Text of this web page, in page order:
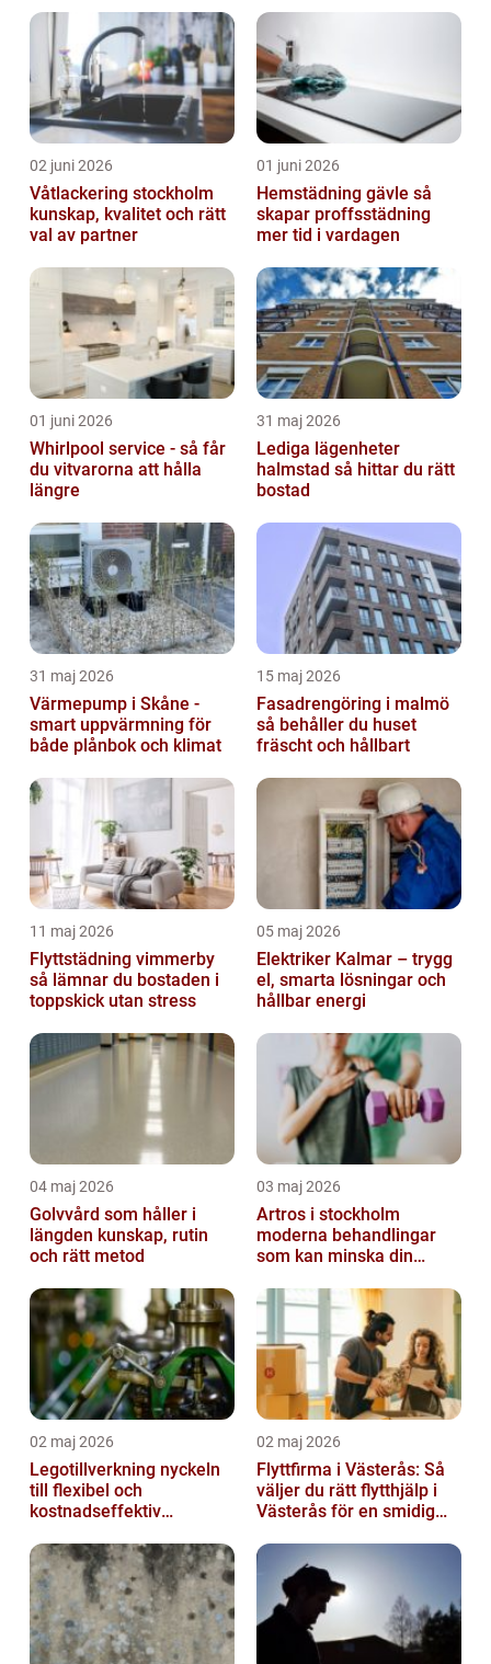
02 juni 2026
Våtlackering stockholm
kunskap, kvalitet och rätt
val av partner
01 juni 2026
Hemstädning gävle så
skapar proffsstädning
mer tid i vardagen
01 juni 2026
Whirlpool service - så får
du vitvarorna att hålla
längre
31 maj 2026
Lediga lägenheter
halmstad så hittar du rätt
bostad
31 maj 2026
Värmepump i Skåne -
smart uppvärmning för
både plånbok och klimat
15 maj 2026
Fasadrengöring i malmö
så behåller du huset
fräscht och hållbart
11 maj 2026
Flyttstädning vimmerby
så lämnar du bostaden i
toppskick utan stress
05 maj 2026
Elektriker Kalmar – trygg
el, smarta lösningar och
hållbar energi
04 maj 2026
Golvvård som håller i
längden kunskap, rutin
och rätt metod
03 maj 2026
Artros i stockholm
moderna behandlingar
som kan minska din
02 maj 2026
Legotillverkning nyckeln
till flexibel och
kostnadseffektiv
02 maj 2026
Flyttfirma i Västerås: Så
väljer du rätt flytthjälp i
Västerås för en smidig